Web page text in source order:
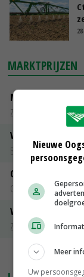
MARKTPRIJZEN
Magere melkpoeder
Zuivel NL
Vleeskuikens 2001-
Barneveld
Gerst
Groningen
Volle melkpoeder
Zuivel NL
Nieuwe
Meer
Uw